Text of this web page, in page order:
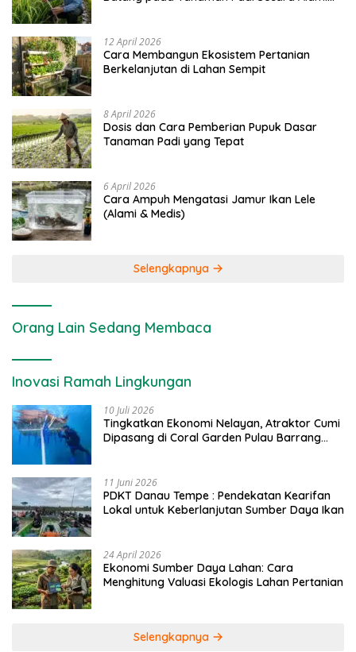
12 April 2026
Cara Membangun Ekosistem Pertanian
Berkelanjutan di Lahan Sempit
8 April 2026
Dosis dan Cara Pemberian Pupuk Dasar
Tanaman Padi yang Tepat
6 April 2026
Cara Ampuh Mengatasi Jamur Ikan Lele
(Alami & Medis)
Selengkapnya
Orang Lain Sedang Membaca
Inovasi Ramah Lingkungan
10 Juli 2026
Tingkatkan Ekonomi Nelayan, Atraktor Cumi
Dipasang di Coral Garden Pulau Barrang
11 Juni 2026
PDKT Danau Tempe : Pendekatan Kearifan
Lokal untuk Keberlanjutan Sumber Daya Ikan
24 April 2026
Ekonomi Sumber Daya Lahan: Cara
Menghitung Valuasi Ekologis Lahan Pertanian
Selengkapnya